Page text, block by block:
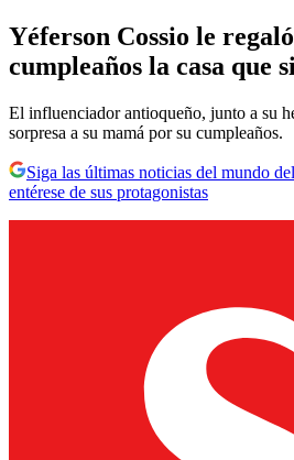
Yéferson Cossio le
cumpleaños la casa que
El influenciador antioqueño, junto a su
sorpresa a su mamá por su cumpleaños.
Siga las últimas noticias del mundo
entérese de sus protagonistas